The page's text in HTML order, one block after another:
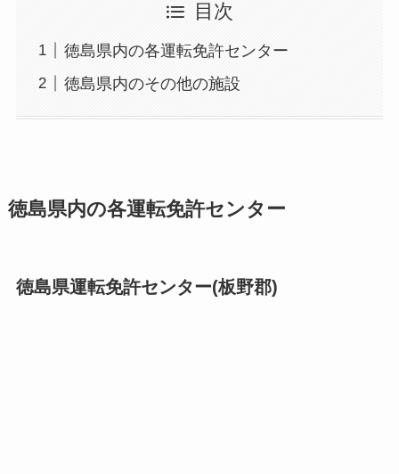
目次
徳島県内の各運転免許センター
徳島県内のその他の施設
徳島県内の各運転免許センター
徳島県運転免許センター(板野郡)